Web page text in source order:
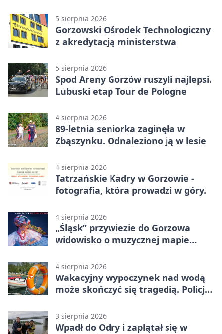
5 sierpnia 2026
Gorzowski Ośrodek Technologiczny
z akredytacją ministerstwa
5 sierpnia 2026
Spod Areny Gorzów ruszyli najlepsi.
Lubuski etap Tour de Pologne
4 sierpnia 2026
89-letnia seniorka zaginęła w
Zbąszynku. Odnaleziono ją w lesie
4 sierpnia 2026
Tatrzańskie Kadry w Gorzowie -
fotografia, która prowadzi w góry.
4 sierpnia 2026
„Śląsk” przywiezie do Gorzowa
widowisko o muzycznej mapie
4 sierpnia 2026
Wakacyjny wypoczynek nad wodą
może skończyć się tragedią. Policja
3 sierpnia 2026
Wpadł do Odry i zaplątał się w